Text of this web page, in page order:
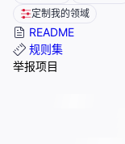
定制我的领域
README
规则集
举报项目